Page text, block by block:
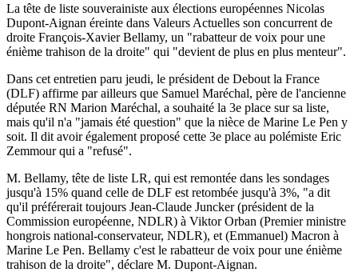
La tête de liste souverainiste aux élections européennes Nicolas
Dupont-Aignan éreinte dans Valeurs Actuelles son concurrent de
droite François-Xavier Bellamy, un "rabatteur de voix pour une
énième trahison de la droite" qui "devient de plus en plus menteur".
Dans cet entretien paru jeudi, le président de Debout la France
(DLF) affirme par ailleurs que Samuel Maréchal, père de l'ancienne
députée RN Marion Maréchal, a souhaité la 3e place sur sa liste,
mais qu'il n'a "jamais été question" que la nièce de Marine Le Pen y
soit. Il dit avoir également proposé cette 3e place au polémiste Eric
Zemmour qui a "refusé".
M. Bellamy, tête de liste LR, qui est remontée dans les sondages
jusqu'à 15% quand celle de DLF est retombée jusqu'à 3%, "a dit
qu'il préférerait toujours Jean-Claude Juncker (président de la
Commission européenne, NDLR) à Viktor Orban (Premier ministre
hongrois national-conservateur, NDLR), et (Emmanuel) Macron à
Marine Le Pen. Bellamy c'est le rabatteur de voix pour une énième
trahison de la droite", déclare M. Dupont-Aignan.